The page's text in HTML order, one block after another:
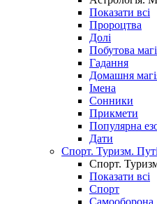
Показати всі
Пророцтва
Долі
Побутова
Гадання
Домашня
Імена
Сонники
Прикмети
Популярна
Дати
Спорт. Туризм.
Спорт.
Показати всі
Спорт
Самооборона